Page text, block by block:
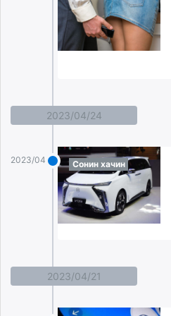
Livetv.mn
eagle.mn
zarig.mn
today.mn
mminfo.mn
ugluu.mn
asu.mn
shuurhai.mn
2023/04/24
2023/04/24 Сонин хачин
2023/04/21